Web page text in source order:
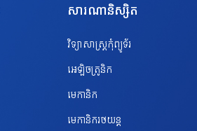
សារណានិស្សិត
វិទ្យាសាស្ត្រកុំព្យូទ័រ
អេឡិចត្រូនិក
មេកានិក
មេកានិករថយន្ត